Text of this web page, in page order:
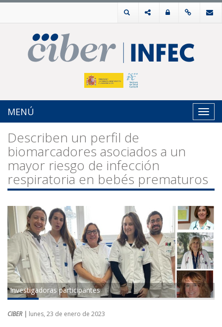
MENÚ
Describen un perfil de
biomarcadores asociados a un
mayor riesgo de infección
respiratoria en bebés prematuros
Investigadoras participantes
CIBER | lunes, 23 de enero de 2023